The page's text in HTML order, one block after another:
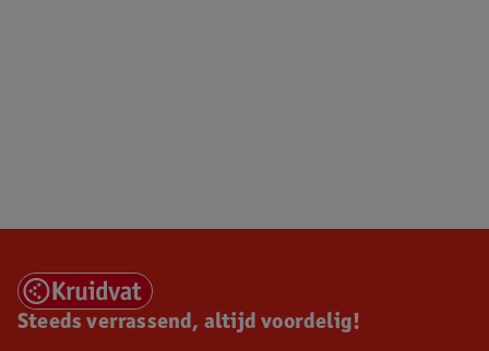
Steeds verrassend, altijd voordelig!